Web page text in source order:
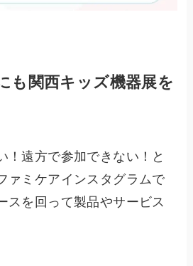
も関西キッズ機器展を
！遠方で参加できない！と
ァミケアインスタグラムで
スを回って製品やサービス